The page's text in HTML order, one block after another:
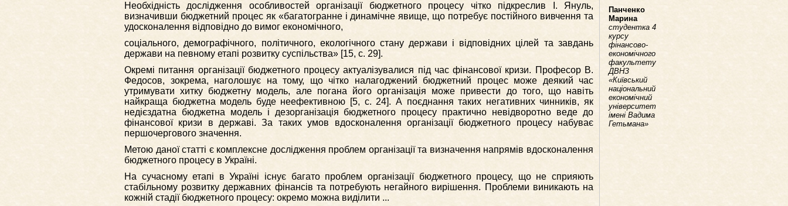
Необхідність дослідження особливостей організації бюджетного процесу чітко підкреслив І. Януль,
визначивши бюджетний процес як «багатогранне і динамічне явище, що потребує постійного вивчення та
удосконалення відповідно до вимог економічного,
соціального, демографічного, політичного, екологічного стану держави і відповідних цілей та завдань
держави на певному етапі розвитку суспільства» [15, с. 29].
Окремі питання організації бюджетного процесу актуалізувалися під час фінансової кризи. Професор В.
Федосов, зокрема, наголошує на тому, що чітко налагоджений бюджетний процес може деякий час
утримувати хитку бюджетну модель, але погана його організація може привести до того, що навіть
найкраща бюджетна модель буде неефективною [5, с. 24]. А поєднання таких негативних чинників, як
недієздатна бюджетна модель і дезорганізація бюджетного процесу практично невідворотно веде до
фінансової кризи в державі. За таких умов вдосконалення організації бюджетного процесу набуває
першочергового значення.
Метою даної статті є комплексне дослідження проблем організації та визначення напрямів вдосконалення
бюджетного процесу в Україні.
На сучасному етапі в Україні існує багато проблем організації бюджетного процесу, що не сприяють
стабільному розвитку державних фінансів та потребують негайного вирішення. Проблеми виникають на
кожній стадії бюджетного процесу: окремо можна виділити ...
Панченко
Марина
студентка 4
курсу
фінансово-
економічного
факультету
ДВНЗ
«Київський
національний
економічний
університет
імені Вадима
Гетьмана»